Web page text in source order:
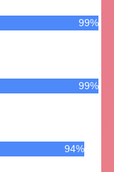
99%
99%
94%